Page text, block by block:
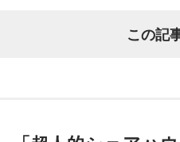
奥迫：良いですね。すっきり
また“国家公務員になるのもハ
私はある男性と4年前に職場
この記